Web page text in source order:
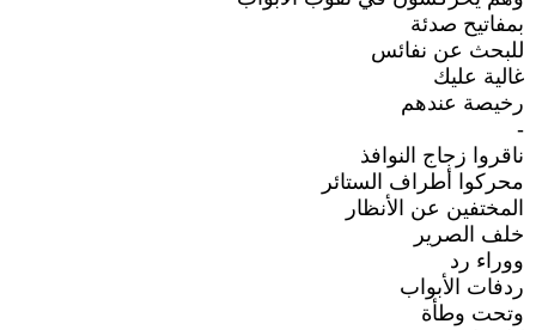
بمفاتيح صدئة
للبحث عن نفائس
غالية عليك
رخيصة عندهم
-
ناقروا زجاج النوافذ
محركوا أطراف الستائر
المختفين عن الأنظار
خلف الصرير
ووراء رد
ردفات الأبواب
وتحت وطأة